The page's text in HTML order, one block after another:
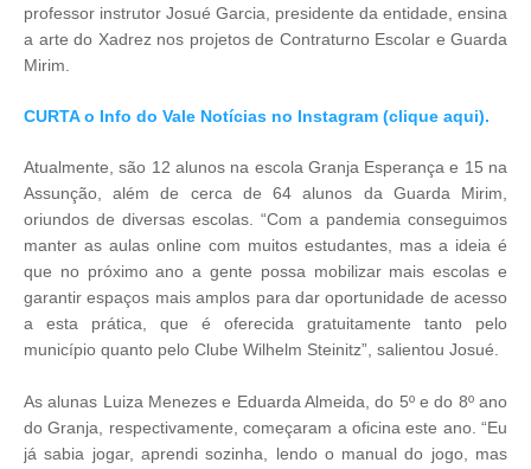
professor instrutor Josué Garcia, presidente da entidade, ensina
a arte do Xadrez nos projetos de Contraturno Escolar e Guarda
Mirim.
CURTA o Info do Vale Notícias no Instagram (clique aqui).
Atualmente, são 12 alunos na escola Granja Esperança e 15 na
Assunção, além de cerca de 64 alunos da Guarda Mirim,
oriundos de diversas escolas. “Com a pandemia conseguimos
manter as aulas online com muitos estudantes, mas a ideia é
que no próximo ano a gente possa mobilizar mais escolas e
garantir espaços mais amplos para dar oportunidade de acesso
a esta prática, que é oferecida gratuitamente tanto pelo
município quanto pelo Clube Wilhelm Steinitz”, salientou Josué.
As alunas Luiza Menezes e Eduarda Almeida, do 5º e do 8º ano
do Granja, respectivamente, começaram a oficina este ano. “Eu
já sabia jogar, aprendi sozinha, lendo o manual do jogo, mas